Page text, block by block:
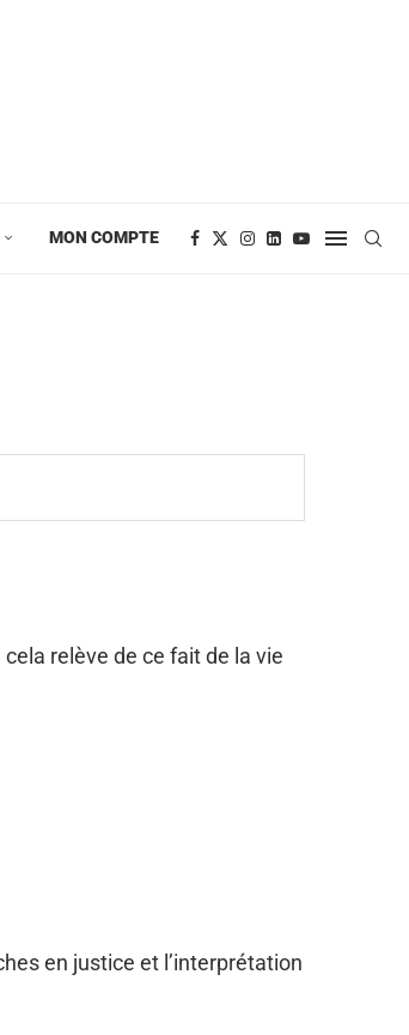
MON COMPTE
relève de ce fait de la vie
en justice et l’interprétation